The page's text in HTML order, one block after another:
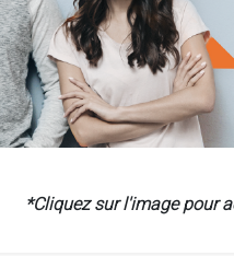
*Cliquez sur l'image pour